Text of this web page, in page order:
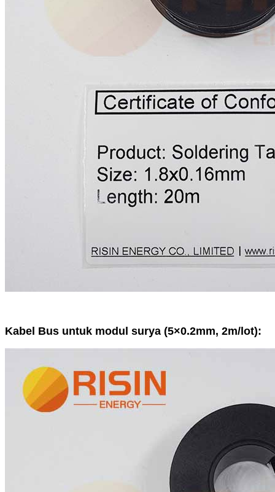
Kabel Bus untuk modul surya (5×0.2mm, 2m/lot):